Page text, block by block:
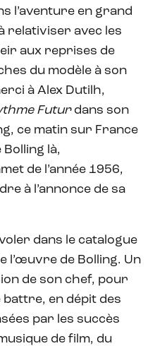
l’aventure en grand
relativiser avec les
aux reprises de
du modèle à son
à Alex Dutilh,
Futur dans son
ce matin sur France
Bolling là,
de l’année 1956,
à l’annonce de sa
dans le catalogue
l’œuvre de Bolling. Un
de son chef, pour
battre, en dépit des
par les succès
de film, du